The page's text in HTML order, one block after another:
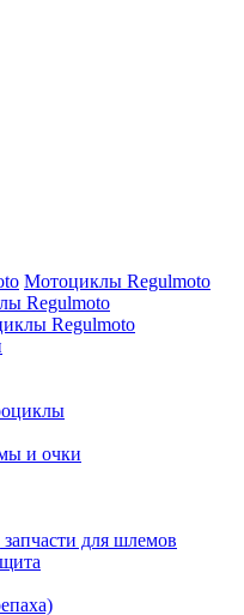
Мотоциклы Regulmoto
Regulmoto
Regulmoto
и очки
для шлемов